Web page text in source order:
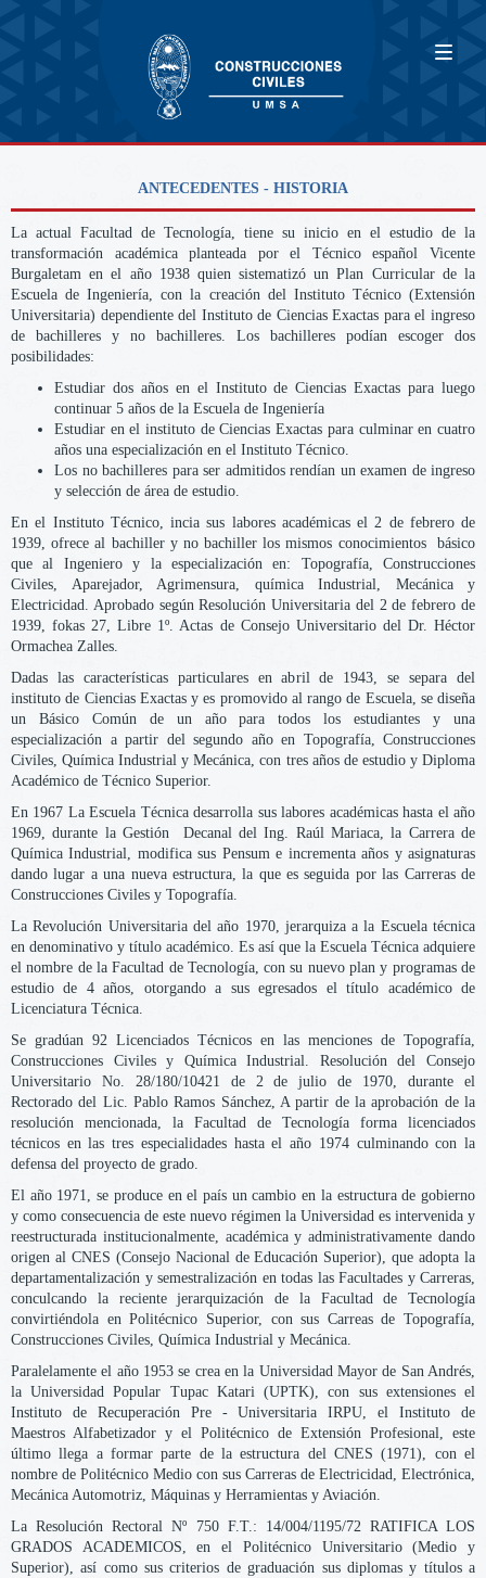
ANTECEDENTES - HISTORIA
La actual Facultad de Tecnología, tiene su inicio en el estudio de la
transformación académica planteada por el Técnico español Vicente
Burgaletam en el año 1938 quien sistematizó un Plan Curricular de la
Escuela de Ingeniería, con la creación del Instituto Técnico (Extensión
Universitaria) dependiente del Instituto de Ciencias Exactas para el ingreso
de bachilleres y no bachilleres. Los bachilleres podían escoger dos
posibilidades:
Estudiar dos años en el Instituto de Ciencias Exactas para luego
continuar 5 años de la Escuela de Ingeniería
Estudiar en el instituto de Ciencias Exactas para culminar en cuatro
años una especialización en el Instituto Técnico.
Los no bachilleres para ser admitidos rendían un examen de ingreso
y selección de área de estudio.
En el Instituto Técnico, incia sus labores académicas el 2 de febrero de
1939, ofrece al bachiller y no bachiller los mismos conocimientos básico
que al Ingeniero y la especialización en: Topografía, Construcciones
Civiles, Aparejador, Agrimensura, química Industrial, Mecánica y
Electricidad. Aprobado según Resolución Universitaria del 2 de febrero de
1939, fokas 27, Libre 1º. Actas de Consejo Universitario del Dr. Héctor
Ormachea Zalles.
Dadas las características particulares en abril de 1943, se separa del
instituto de Ciencias Exactas y es promovido al rango de Escuela, se diseña
un Básico Común de un año para todos los estudiantes y una
especialización a partir del segundo año en Topografía, Construcciones
Civiles, Química Industrial y Mecánica, con tres años de estudio y Diploma
Académico de Técnico Superior.
En 1967 La Escuela Técnica desarrolla sus labores académicas hasta el año
1969, durante la Gestión Decanal del Ing. Raúl Mariaca, la Carrera de
Química Industrial, modifica sus Pensum e incrementa años y asignaturas
dando lugar a una nueva estructura, la que es seguida por las Carreras de
Construcciones Civiles y Topografía.
La Revolución Universitaria del año 1970, jerarquiza a la Escuela técnica
en denominativo y título académico. Es así que la Escuela Técnica adquiere
el nombre de la Facultad de Tecnología, con su nuevo plan y programas de
estudio de 4 años, otorgando a sus egresados el título académico de
Licenciatura Técnica.
Se gradúan 92 Licenciados Técnicos en las menciones de Topografía,
Construcciones Civiles y Química Industrial. Resolución del Consejo
Universitario No. 28/180/10421 de 2 de julio de 1970, durante el
Rectorado del Lic. Pablo Ramos Sánchez, A partir de la aprobación de la
resolución mencionada, la Facultad de Tecnología forma licenciados
técnicos en las tres especialidades hasta el año 1974 culminando con la
defensa del proyecto de grado.
El año 1971, se produce en el país un cambio en la estructura de gobierno
y como consecuencia de este nuevo régimen la Universidad es intervenida y
reestructurada institucionalmente, académica y administrativamente dando
origen al CNES (Consejo Nacional de Educación Superior), que adopta la
departamentalización y semestralización en todas las Facultades y Carreras,
conculcando la reciente jerarquización de la Facultad de Tecnología
convirtiéndola en Politécnico Superior, con sus Carreas de Topografía,
Construcciones Civiles, Química Industrial y Mecánica.
Paralelamente el año 1953 se crea en la Universidad Mayor de San Andrés,
la Universidad Popular Tupac Katari (UPTK), con sus extensiones el
Instituto de Recuperación Pre - Universitaria IRPU, el Instituto de
Maestros Alfabetizador y el Politécnico de Extensión Profesional, este
último llega a formar parte de la estructura del CNES (1971), con el
nombre de Politécnico Medio con sus Carreras de Electricidad, Electrónica,
Mecánica Automotriz, Máquinas y Herramientas y Aviación.
La Resolución Rectoral Nº 750 F.T.: 14/004/1195/72 RATIFICA LOS
GRADOS ACADEMICOS, en el Politécnico Universitario (Medio y
Superior), así como sus criterios de graduación sus diplomas y títulos a